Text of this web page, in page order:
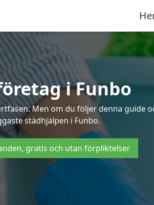
i Funbo
Men om du följer denna guide
städhjälpen i Funbo.
gratis och utan förpliktelser